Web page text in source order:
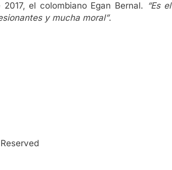
el colombiano Egan Bernal. “Es el
y mucha moral”.